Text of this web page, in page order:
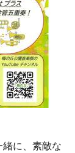
に、素敵な